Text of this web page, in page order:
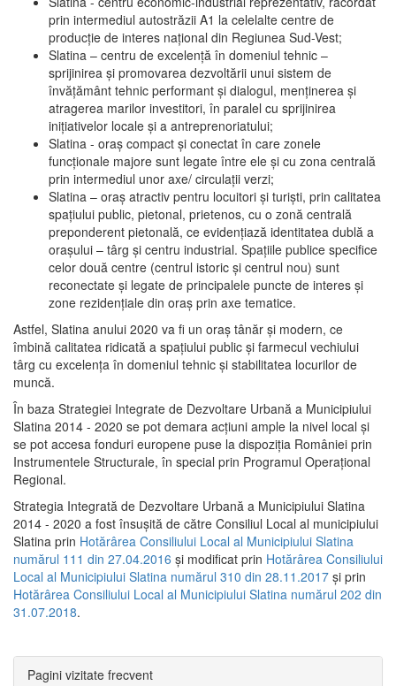
prin intermediul autostrăzii A1 la celelalte centre de
producţie de interes naţional din Regiunea Sud-Vest;
Slatina – centru de excelenţă în domeniul tehnic –
sprijinirea şi promovarea dezvoltării unui sistem de
învăţământ tehnic performant şi dialogul, menţinerea şi
atragerea marilor investitori, în paralel cu sprijinirea
iniţiativelor locale şi a antreprenoriatului;
Slatina - oraş compact şi conectat în care zonele
funcţionale majore sunt legate între ele şi cu zona centrală
prin intermediul unor axe/ circulații verzi;
Slatina – oraş atractiv pentru locuitori şi turişti, prin calitatea
spaţiului public, pietonal, prietenos, cu o zonă centrală
preponderent pietonală, ce evidenţiază identitatea dublă a
oraşului – târg şi centru industrial. Spaţiile publice specifice
celor două centre (centrul istoric şi centrul nou) sunt
reconectate şi legate de principalele puncte de interes şi
zone rezidenţiale din oraş prin axe tematice.
Astfel, Slatina anului 2020 va fi un oraş tânăr şi modern, ce
îmbină calitatea ridicată a spaţiului public şi farmecul vechiului
târg cu excelenţa în domeniul tehnic şi stabilitatea locurilor de
muncă.
În baza Strategiei Integrate de Dezvoltare Urbană a Municipiului
Slatina 2014 - 2020 se pot demara acţiuni ample la nivel local şi
se pot accesa fonduri europene puse la dispoziţia României prin
Instrumentele Structurale, în special prin Programul Operațional
Regional.
Strategia Integrată de Dezvoltare Urbană a Municipiului Slatina
2014 - 2020 a fost însuşită de către Consiliul Local al municipiului
Slatina prin Hotărârea Consiliului Local al Municipiului Slatina
numărul 111 din 27.04.2016 și modificat prin Hotărârea Consiliului
Local al Municipiului Slatina numărul 310 din 28.11.2017 și prin
Hotărârea Consiliului Local al Municipiului Slatina numărul 202 din
31.07.2018.
Pagini vizitate frecvent